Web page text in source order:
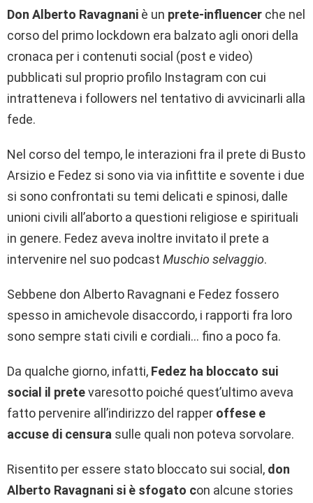
Don Alberto Ravagnani è un prete-influencer che nel
corso del primo lockdown era balzato agli onori della
cronaca per i contenuti social (post e video)
pubblicati sul proprio profilo Instagram con cui
intratteneva i followers nel tentativo di avvicinarli alla
fede.
Nel corso del tempo, le interazioni fra il prete di Busto
Arsizio e Fedez si sono via via infittite e sovente i due
si sono confrontati su temi delicati e spinosi, dalle
unioni civili all’aborto a questioni religiose e spirituali
in genere. Fedez aveva inoltre invitato il prete a
intervenire nel suo podcast Muschio selvaggio.
Sebbene don Alberto Ravagnani e Fedez fossero
spesso in amichevole disaccordo, i rapporti fra loro
sono sempre stati civili e cordiali… fino a poco fa.
Da qualche giorno, infatti, Fedez ha bloccato sui
social il pretevaresotto poiché quest’ultimo aveva
fatto pervenire all’indirizzo del rapper offese e
accuse di censura sulle quali non poteva sorvolare.
Risentito per essere stato bloccato sui social, don
Alberto Ravagnani si è sfogato con alcune stories